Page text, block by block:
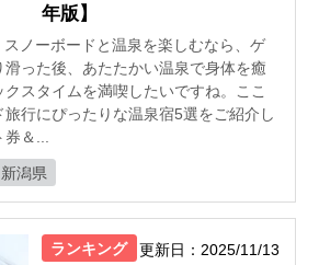
年版】
スノーボードと温泉を楽しむなら、ゲ
滑った後、あたたかい温泉で身体を癒
クスタイムを満喫したいですね。ここ
行にぴったりな温泉宿5選をご紹介し
＆...
新潟県
ランキング 更新日：2025/11/13